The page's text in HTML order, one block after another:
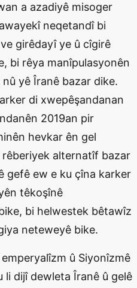
a azadiyê misoger
neqetandî bi
girêdayî ye û cîgirê
bi rêya manîpulasyonên
yê Îranê bazar dike.
di xwepêşandanan
2019an pir
hevkar ên gel
alternatîf bazar
gefê ew e ku çîna karker
têkoşînê
bi helwestek bêtawîz
neteweyê bike.
û Siyonîzmê
li dijî dewleta Îranê û gelê